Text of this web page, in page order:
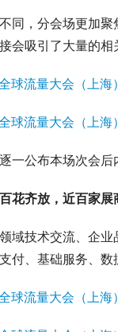
同，分会场更加
会吸引了大量的相
一公布本场次会后
花齐放，近百家展
域技术交流、企
付、基础服务、数